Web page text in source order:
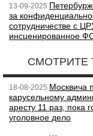
13-09-2025
за
сотрудничестве с
инсценированное
СМОТРИТЕ
18-08-2025 Москвича
карусельному
аресту 11 раз, пока
уголовное дело